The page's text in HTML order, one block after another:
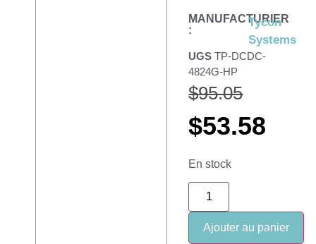
MANUFACTURIER
:
Tycon
Systems
UGSTP-DCDC-
4824G-HP
$95.05
$53.58
En stock
Ajouter au panier